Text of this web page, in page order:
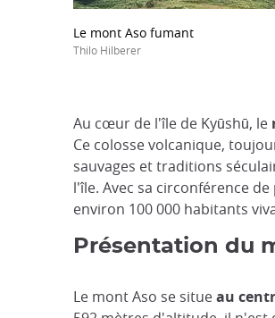
Le mont Aso fumant
Thilo Hilberer
Au cœur de l'île de Kyūshū, le
Ce colosse volcanique,
sauvages et traditions
l'île. Avec sa circonférence
environ 100 000 habitants
Présentation du
Le mont Aso se situeau